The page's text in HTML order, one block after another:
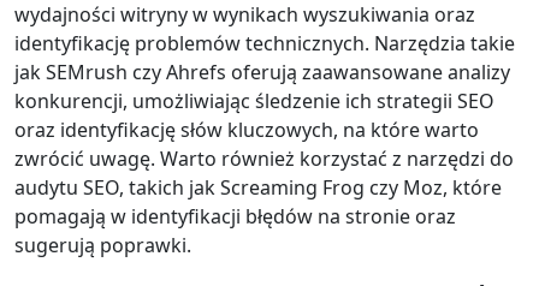
wydajności witryny w wynikach wyszukiwania oraz
identyfikację problemów technicznych. Narzędzia takie
jak SEMrush czy Ahrefs oferują zaawansowane analizy
konkurencji, umożliwiając śledzenie ich strategii SEO
oraz identyfikację słów kluczowych, na które warto
zwrócić uwagę. Warto również korzystać z narzędzi do
audytu SEO, takich jak Screaming Frog czy Moz, które
pomagają w identyfikacji błędów na stronie oraz
sugerują poprawki.